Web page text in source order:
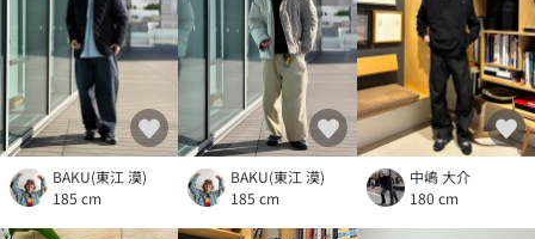
BAKU(東江 漠)
185 cm
BAKU(東江 漠)
185 cm
中嶋 大介
180 cm